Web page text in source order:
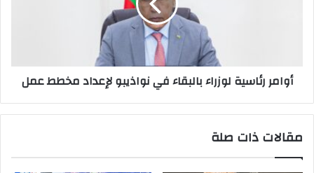
أوامر رئاسية لوزراء بالبقاء في نواذيبو لإعداد مخطط عمل
مقالات ذات صلة